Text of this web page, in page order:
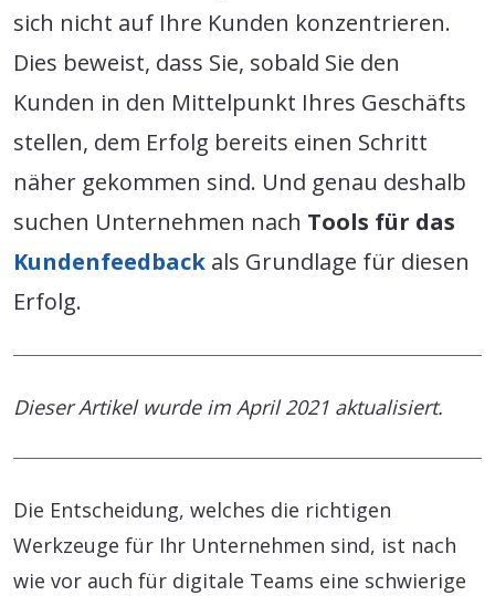
sich nicht auf Ihre Kunden konzentrieren.
Dies beweist, dass Sie, sobald Sie den
Kunden in den Mittelpunkt Ihres Geschäfts
stellen, dem Erfolg bereits einen Schritt
näher gekommen sind. Und genau deshalb
suchen Unternehmen nach Tools für das
Kundenfeedback als Grundlage für diesen
Erfolg.
Dieser Artikel wurde im April 2021 aktualisiert.
Die Entscheidung, welches die richtigen
Werkzeuge für Ihr Unternehmen sind, ist nach
wie vor auch für digitale Teams eine schwierige